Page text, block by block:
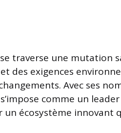
traverse une mutation
des exigences
Avec ses
comme un
écosystème innovant